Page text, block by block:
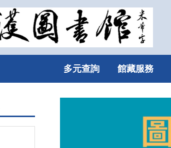
多元查詢 館藏服務